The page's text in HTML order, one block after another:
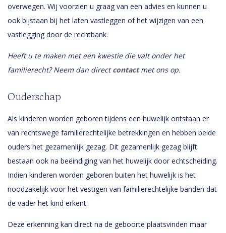
overwegen. Wij voorzien u graag van een advies en kunnen u
ook bijstaan bij het laten vastleggen of het wijzigen van een
vastlegging door de rechtbank.
Heeft u te maken met een kwestie die valt onder het
familierecht? Neem dan directcontactmet ons op.
Ouderschap
Als kinderen worden geboren tijdens een huwelijk ontstaan er
van rechtswege familierechtelijke betrekkingen en hebben beide
ouders het gezamenlijk gezag. Dit gezamenlijk gezag blijft
bestaan ook na beëindiging van het huwelijk door echtscheiding.
Indien kinderen worden geboren buiten het huwelijk is het
noodzakelijk voor het vestigen van familierechtelijke banden dat
de vader het kind erkent.
Deze erkenning kan direct na de geboorte plaatsvinden maar